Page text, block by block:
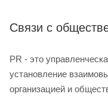
Связи с
PR - это
установление
организацией и